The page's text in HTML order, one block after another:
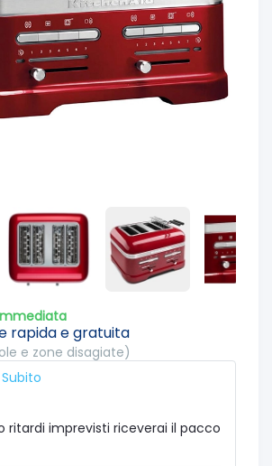
rapida e gratuita
e zone disagiate)
ritardi imprevisti riceverai il pacco